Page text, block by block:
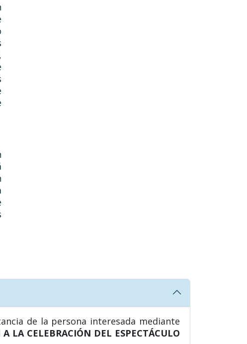
de la persona interesada mediante
LA CELEBRACIÓN DEL ESPECTÁCULO